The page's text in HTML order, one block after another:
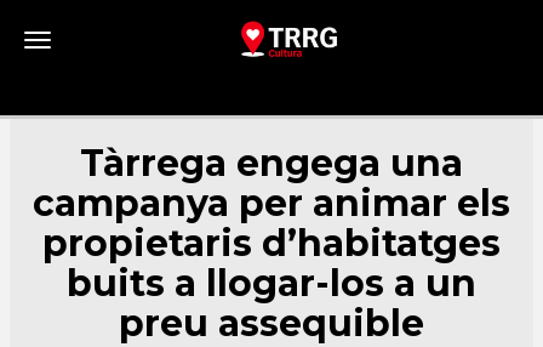
Toggle navigation
Tàrrega engega una
campanya per animar els
propietaris d’habitatges
buits a llogar-los a un
preu assequible